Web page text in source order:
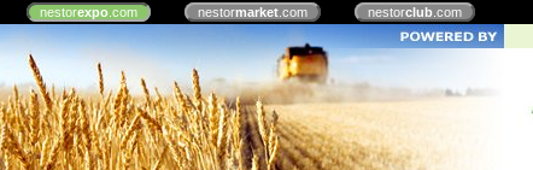
nestorexpo.com nestormarket.com nestorclub.com